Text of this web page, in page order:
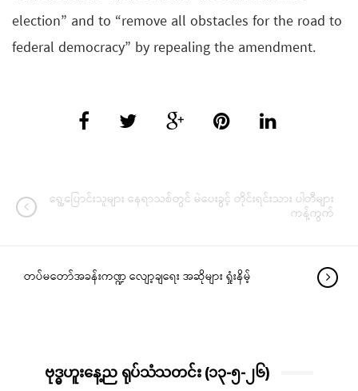
election” and to “remove all obstacles for the road to
federal democracy” by repealing the amendment.
ရွေ့ပြောင်းသူများ နေရာသစ်တွင် မဲပေးခွင့် တိုင်းရင်းသား ပါတီများ
ကန့်ကွက်
တပ်မတော်အခန်းကဏ္ဍ လျော့ချရေး အဆိုများ ရှုံးနိမ့်
ဗုဒ္ဓဟူးနေ့ည ရုပ်သံသတင်း (၁၃-၅-၂၆)